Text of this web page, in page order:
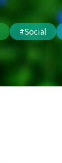
#Social